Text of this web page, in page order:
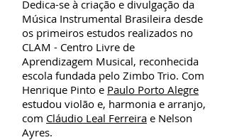
Dedica-se à criação e divulgação da
Música Instrumental Brasileira desde
os primeiros estudos realizados no
CLAM - Centro Livre de
Aprendizagem Musical, reconhecida
escola fundada pelo Zimbo Trio. Com
Henrique Pinto e Paulo Porto Alegre
estudou violão e, harmonia e arranjo,
com Cláudio Leal Ferreira e Nelson
Ayres.